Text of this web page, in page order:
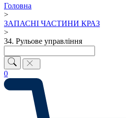
Головна
>
ЗАПАСНІ ЧАСТИНИ КРАЗ
>
34. Рульове управління
0